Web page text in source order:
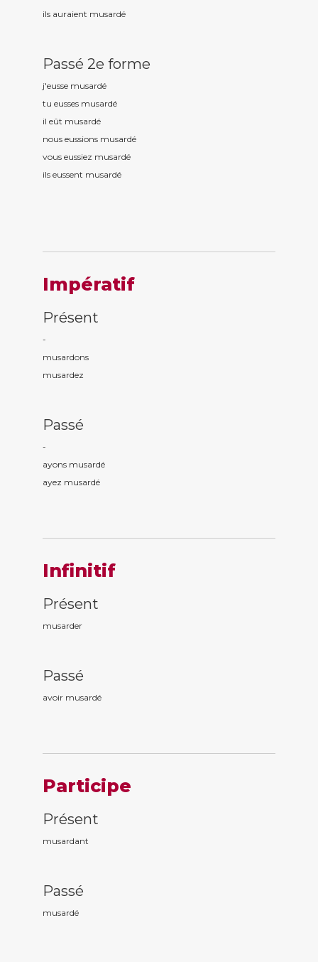
ils auraient musardé
Passé 2e forme
j'eusse musardé
tu eusses musardé
il eût musardé
nous eussions musardé
vous eussiez musardé
ils eussent musardé
Impératif
Présent
-
musardons
musardez
Passé
-
ayons musardé
ayez musardé
Infinitif
Présent
musarder
Passé
avoir musardé
Participe
Présent
musardant
Passé
musardé